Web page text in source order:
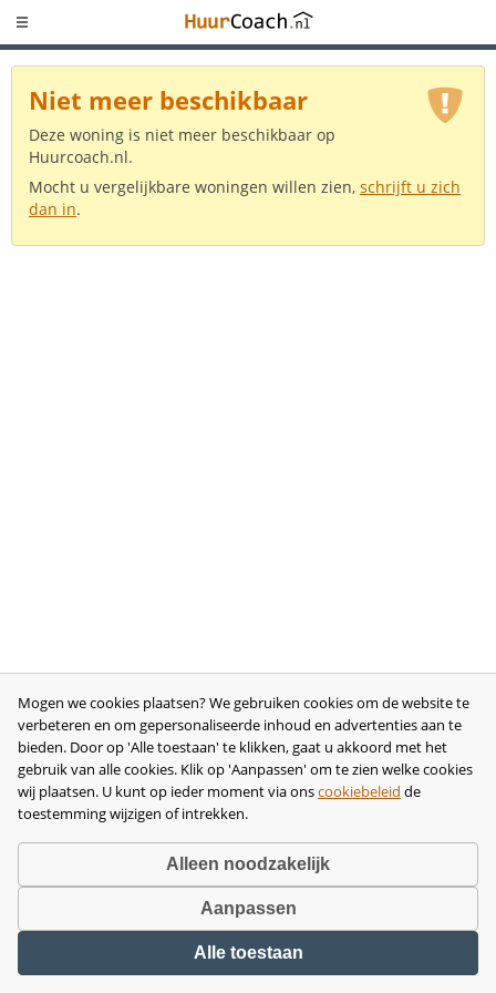
Niet meer beschikbaar
Deze woning is niet meer beschikbaar op
Huurcoach.nl.
Mocht u vergelijkbare woningen willen zien, schrijft u zich
dan in.
disclaimer•privacy- en cookiebeleid
voorwaarden•herroeping•bedrijfsgegevens
Mogen we cookies plaatsen? We gebruiken cookies om de website te
verbeteren en om gepersonaliseerde inhoud en advertenties aan te
bieden. Door op 'Alle toestaan' te klikken, gaat u akkoord met het
gebruik van alle cookies. Klik op 'Aanpassen' om te zien welke cookies
wij plaatsen. U kunt op ieder moment via onscookiebeleid de
toestemming wijzigen of intrekken.
Alleen noodzakelijk
Aanpassen
Alle toestaan